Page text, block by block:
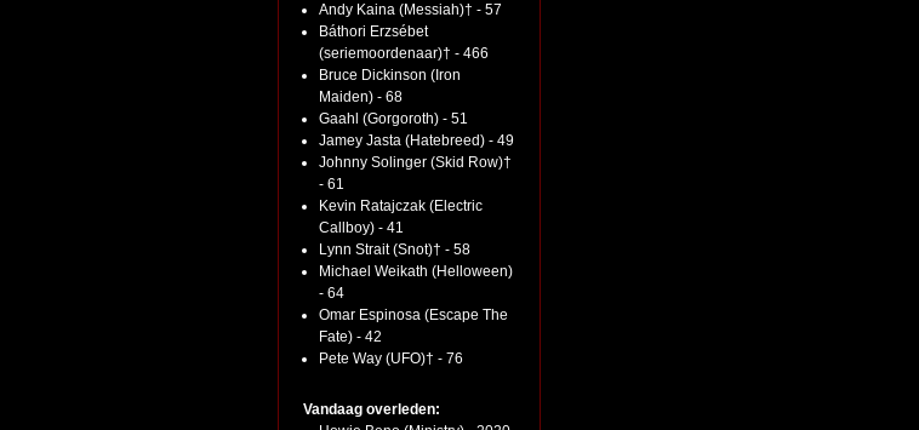
Andy Kaina (Messiah)† - 57
Báthori Erzsébet
(seriemoordenaar)† - 466
Bruce Dickinson (Iron
Maiden) - 68
Gaahl (Gorgoroth) - 51
Jamey Jasta (Hatebreed) - 49
Johnny Solinger (Skid Row)†
- 61
Kevin Ratajczak (Electric
Callboy) - 41
Lynn Strait (Snot)† - 58
Michael Weikath (Helloween)
- 64
Omar Espinosa (Escape The
Fate) - 42
Pete Way (UFO)† - 76
Vandaag overleden: